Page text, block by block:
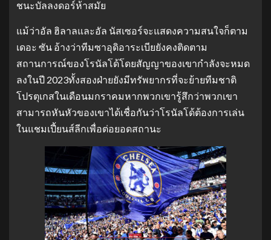
ชนะบัลลงดอร์ห้าสมัย
แม้ว่าอัล ฮิลาลและอัล นัสเซอร์จะแสดงความสนใจก็ตาม
เดอะ ซัน อ้างว่าทีมซาอุดิอาระเบียยังคงติดตาม
สถานการณ์ของโรนัลโด้โดยสัญญาของเขากําลังจะหมด
ลงในปี 2023ทั้งสองฝ่ายยังมีทรัพยากรที่จะย้ายทีมชาติ
โปรตุเกสในเดือนมกราคมหากพวกเขารู้สึกว่าพวกเขา
สามารถหันหัวของเขาได้เชื่อกันว่าโรนัลโด้ต้องการเล่น
ในแชมเปี้ยนส์ลีกเพื่อต่อยอดสถานะ